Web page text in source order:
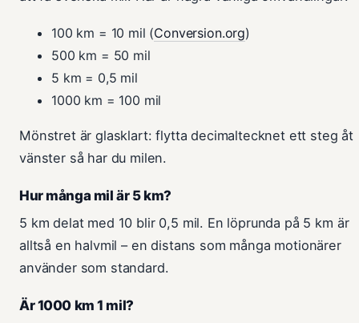
100 km = 10 mil (Conversion.org)
500 km = 50 mil
5 km = 0,5 mil
1000 km = 100 mil
Mönstret är glasklart: flytta decimaltecknet ett steg åt
vänster så har du milen.
Hur många mil är 5 km?
5 km delat med 10 blir 0,5 mil. En löprunda på 5 km är
alltså en halvmil – en distans som många motionärer
använder som standard.
Är 1000 km 1 mil?